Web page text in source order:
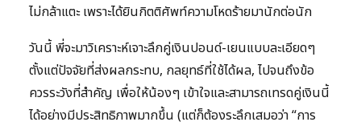
ไม่กล้าแตะ เพราะได้ยินกิตติศัพท์ความโหดร้ายมานักต่อนัก
วันนี้ พี่จะมาวิเคราะห์เจาะลึกคู่เงินปอนด์-เยนแบบละเอียดๆ
ตั้งแต่ปัจจัยที่ส่งผลกระทบ, กลยุทธ์ที่ใช้ได้ผล, ไปจนถึงข้อ
ควรระวังที่สำคัญ เพื่อให้น้องๆ เข้าใจและสามารถเทรดคู่เงินนี้
ได้อย่างมีประสิทธิภาพมากขึ้น (แต่ก็ต้องระลึกเสมอว่า “การ